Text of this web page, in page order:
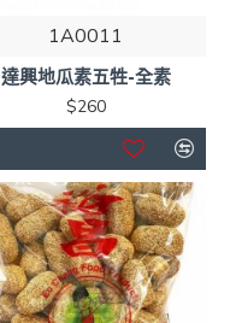
1A0011
達興地瓜素五牲-全素
$260